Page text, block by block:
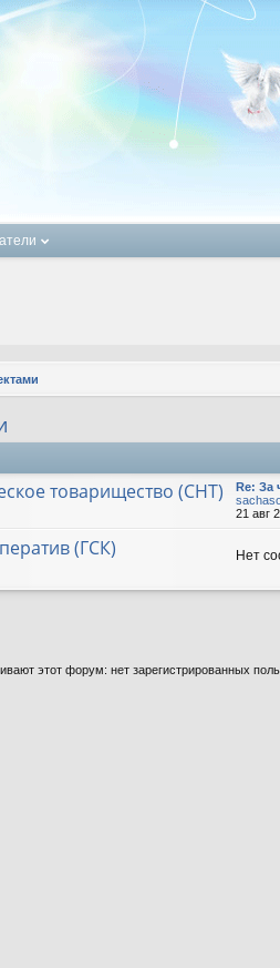
товарищество (СНТ)
Re: За
21 авг
(ГСК) Нет
этот форум: нет зарегистрированных